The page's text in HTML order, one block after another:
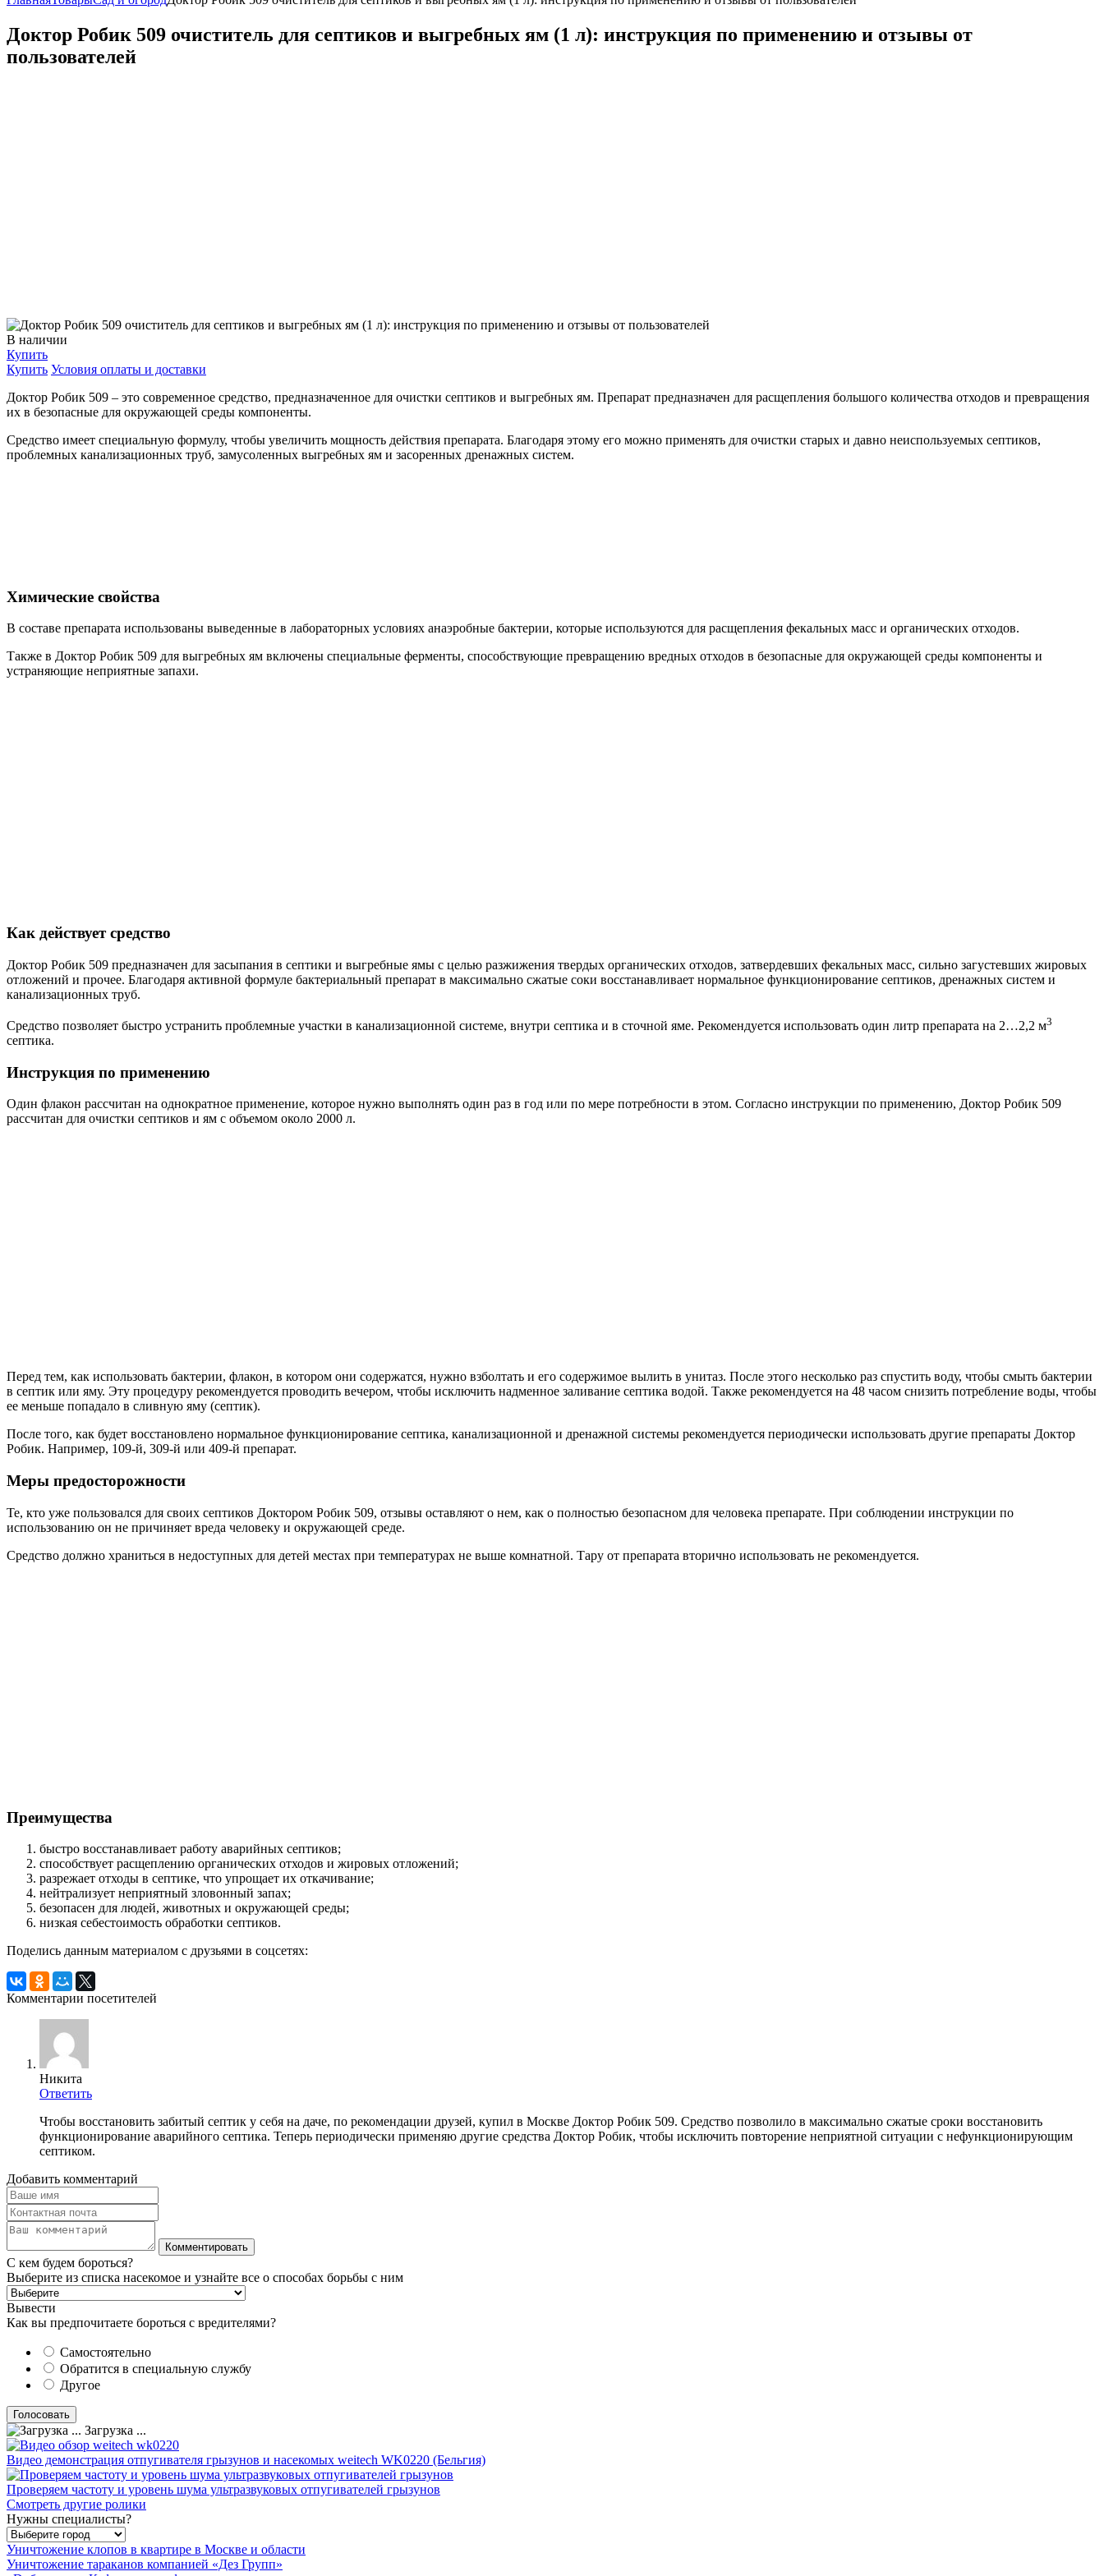
Доктор Робик 509 очиститель для септиков и выгребных ям (1 л): инструкция по применению и отзывы от
пользователей
В наличии
Купить
Купить Условия оплаты и доставки
Доктор Робик 509 – это современное средство, предназначенное для очистки септиков и выгребных ям. Препарат предназначен для расщепления большого количества отходов и превращения
их в безопасные для окружающей среды компоненты.
Средство имеет специальную формулу, чтобы увеличить мощность действия препарата. Благодаря этому его можно применять для очистки старых и давно неиспользуемых септиков,
проблемных канализационных труб, замусоленных выгребных ям и засоренных дренажных систем.
Химические свойства
В составе препарата использованы выведенные в лабораторных условиях анаэробные бактерии, которые используются для расщепления фекальных масс и органических отходов.
Также в Доктор Робик 509 для выгребных ям включены специальные ферменты, способствующие превращению вредных отходов в безопасные для окружающей среды компоненты и
устраняющие неприятные запахи.
Как действует средство
Доктор Робик 509 предназначен для засыпания в септики и выгребные ямы с целью разжижения твердых органических отходов, затвердевших фекальных масс, сильно загустевших жировых
отложений и прочее. Благодаря активной формуле бактериальный препарат в максимально сжатые соки восстанавливает нормальное функционирование септиков, дренажных систем и
канализационных труб.
Средство позволяет быстро устранить проблемные участки в канализационной системе, внутри септика и в сточной яме. Рекомендуется использовать один литр препарата на 2…2,2 м3
септика.
Инструкция по применению
Один флакон рассчитан на однократное применение, которое нужно выполнять один раз в год или по мере потребности в этом. Согласно инструкции по применению, Доктор Робик 509
рассчитан для очистки септиков и ям с объемом около 2000 л.
Перед тем, как использовать бактерии, флакон, в котором они содержатся, нужно взболтать и его содержимое вылить в унитаз. После этого несколько раз спустить воду, чтобы смыть бактерии
в септик или яму. Эту процедуру рекомендуется проводить вечером, чтобы исключить надменное заливание септика водой. Также рекомендуется на 48 часом снизить потребление воды, чтобы
ее меньше попадало в сливную яму (септик).
После того, как будет восстановлено нормальное функционирование септика, канализационной и дренажной системы рекомендуется периодически использовать другие препараты Доктор
Робик. Например, 109-й, 309-й или 409-й препарат.
Меры предосторожности
Те, кто уже пользовался для своих септиков Доктором Робик 509, отзывы оставляют о нем, как о полностью безопасном для человека препарате. При соблюдении инструкции по
использованию он не причиняет вреда человеку и окружающей среде.
Средство должно храниться в недоступных для детей местах при температурах не выше комнатной. Тару от препарата вторично использовать не рекомендуется.
Преимущества
быстро восстанавливает работу аварийных септиков;
способствует расщеплению органических отходов и жировых отложений;
разрежает отходы в септике, что упрощает их откачивание;
нейтрализует неприятный зловонный запах;
безопасен для людей, животных и окружающей среды;
низкая себестоимость обработки септиков.
Поделись данным материалом с друзьями в соцсетях:
Комментарии посетителей
Никита
Ответить
Чтобы восстановить забитый септик у себя на даче, по рекомендации друзей, купил в Москве Доктор Робик 509. Средство позволило в максимально сжатые сроки восстановить
функционирование аварийного септика. Теперь периодически применяю другие средства Доктор Робик, чтобы исключить повторение неприятной ситуации с нефункционирующим
септиком.
Добавить комментарий
С кем будем бороться?
Выберите из списка насекомое и узнайте все о способах борьбы с ним
Вывести
Как вы предпочитаете бороться с вредителями?
Самостоятельно
Обратится в специальную службу
Другое
Загрузка ...
Видео демонстрация отпугивателя грызунов и насекомых weitech WK0220 (Бельгия)
Проверяем частоту и уровень шума ультразвуковых отпугивателей грызунов
Смотреть другие ролики
Нужны специалисты?
Уничтожение клопов в квартире в Москве и области
Уничтожение тараканов компанией «Дез Групп»